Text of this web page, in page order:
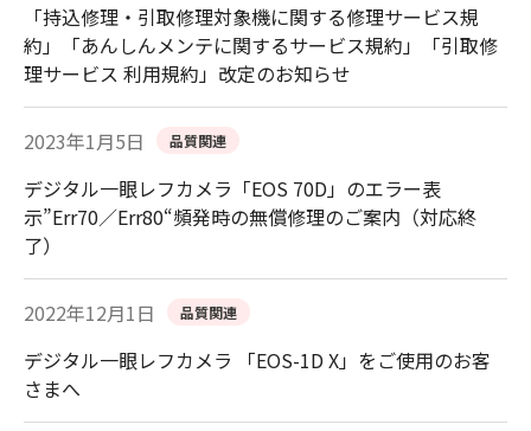
「持込修理・引取修理対象機に関する修理サービス規
約」「あんしんメンテに関するサービス規約」「引取修
理サービス 利用規約」改定のお知らせ
2023年1月5日 品質関連
デジタル一眼レフカメラ「EOS 70D」のエラー表
示”Err70／Err80“頻発時の無償修理のご案内（対応終
了）
2022年12月1日 品質関連
デジタル一眼レフカメラ 「EOS-1D X」をご使用のお客
さまへ